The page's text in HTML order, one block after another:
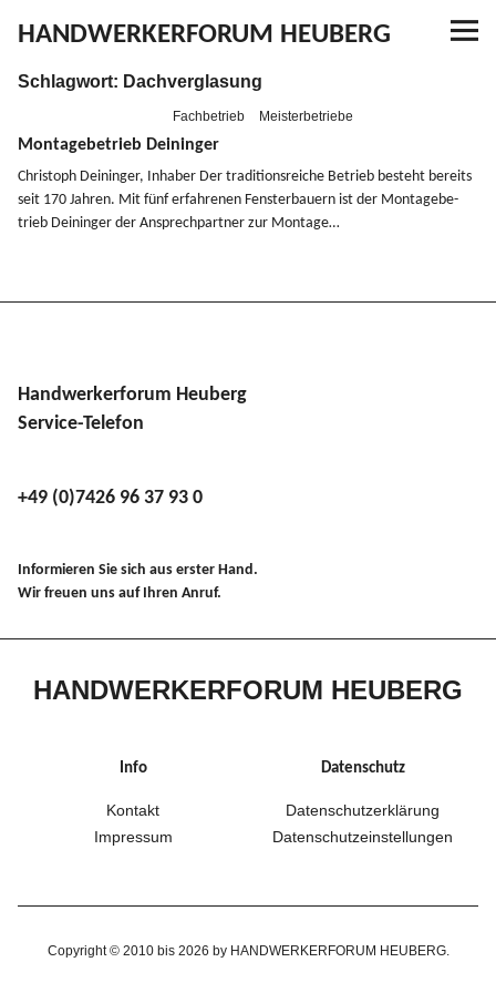
HANDWERKERFORUM HEUBERG
Referenzen
Ausbildung
Aktuelles
Schlagwort: Dachverglasung
Fachbetrieb Meisterbetriebe
Montagebetrieb Deininger
Christoph Deininger, Inhaber Der tradi­ti­ons­reiche Betrieb besteht bereits
seit 170 Jahren. Mit fünf erfah­renen Fenster­bauern ist der Monta­ge­be­
trieb Deininger der Ansprech­partner zur Montage…
Handwerkerforum Heuberg
Service-Telefon
+49 (0)7426 96 37 93 0
Informieren Sie sich aus erster Hand.
Wir freuen uns auf Ihren Anruf.
HANDWERKERFORUM HEUBERG
Info
Kontakt
Impressum
Datenschutz
Datenschutzerklärung
Datenschutzeinstellungen
Copyright © 2010 bis 2026 by HANDWERKERFORUM HEUBERG